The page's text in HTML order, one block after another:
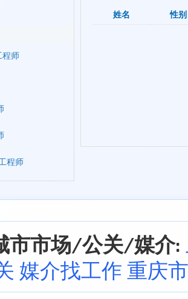
程师
程师
姓名 性别
市市场/公关/媒介:
媒介找工作 重庆